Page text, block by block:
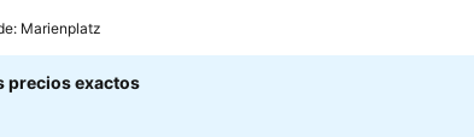
Marienplatz
precios exactos